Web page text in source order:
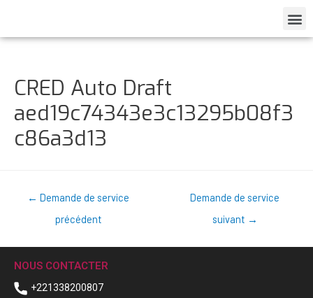
CRED Auto Draft
aed19c74343e3c13295b08f3
c86a3d13
← Demande de service
précédent
Demande de service
suivant →
NOUS CONTACTER
+221338200807